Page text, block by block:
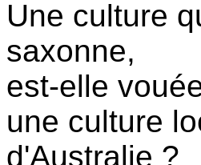
Une culture
saxonne,
est-elle
une culture
d'Australie ?